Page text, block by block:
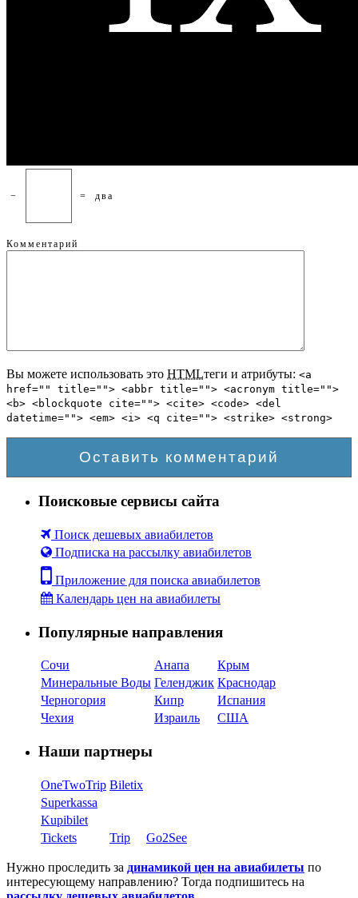
− = два
Комментарий
Вы можете использовать это HTMLтеги и атрибуты: <a
href="" title=""> <abbr title=""> <acronym title="">
<b> <blockquote cite=""> <cite> <code> <del
datetime=""> <em> <i> <q cite=""> <strike> <strong>
Поисковые сервисы сайта
Поиск дешевых авиабилетов
Подписка на рассылку авиабилетов
Приложение для поиска авиабилетов
Календарь цен на авиабилеты
Популярные направления
Сочи Анапа
Крым
Минеральные Воды Геленджик Краснодар
Черногория
Кипр
Испания
Чехия
Израиль США
Наши партнеры
OneTwoTrip Biletix
Superkassa
Kupibilet
Tickets
Trip Go2See
Нужно проследить за динамикой цен на авиабилеты по
интересующему направлению? Тогда подпишитесь на